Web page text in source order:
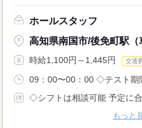
ホールスタッフ
高知県南国市/後免町駅（
時給1,100円～1,445円 交通
09：00〜00：00 ◇テスト期
◇シフトは相談可能 予定に合
もっと